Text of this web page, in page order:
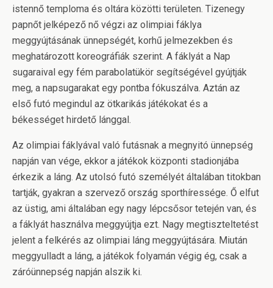
istennő temploma és oltára közötti területen. Tizenegy
papnőt jelképező nő végzi az olimpiai fáklya
meggyújtásának ünnepségét, korhű jelmezekben és
meghatározott koreográfiák szerint. A fáklyát a Nap
sugaraival egy fém parabolatükör segítségével gyújtják
meg, a napsugarakat egy pontba fókuszálva. Aztán az
első futó megindul az ötkarikás játékokat és a
békességet hirdető lánggal.
Az olimpiai fáklyával való futásnak a megnyitó ünnepség
napján van vége, ekkor a játékok központi stadionjába
érkezik a láng. Az utolsó futó személyét általában titokban
tartják, gyakran a szervező ország sporthíressége. Ő elfut
az üstig, ami általában egy nagy lépcsősor tetején van, és
a fáklyát használva meggyújtja ezt. Nagy megtiszteltetést
jelent a felkérés az olimpiai láng meggyújtására. Miután
meggyulladt a láng, a játékok folyamán végig ég, csak a
záróünnepség napján alszik ki.